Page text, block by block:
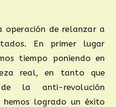
operación de relanzar a
En primer lugar
tiempo poniendo en
real, en tanto que
la anti-revolución
logrado un éxito